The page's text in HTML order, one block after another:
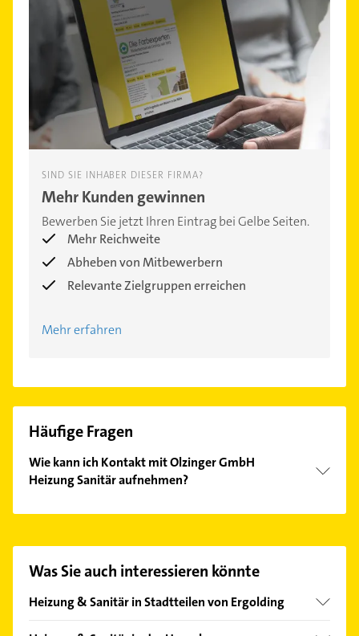
SIND SIE INHABER DIESER FIRMA?
Mehr Kunden gewinnen
Bewerben Sie jetzt Ihren Eintrag bei Gelbe Seiten.
Mehr Reichweite
Abheben von Mitbewerbern
Relevante Zielgruppen erreichen
Mehr erfahren
Häufige Fragen
Wie kann ich Kontakt mit Olzinger GmbH
Heizung Sanitär aufnehmen?
Hier finden Sie alleKontaktdaten
Was Sie auch interessieren könnte
Heizung & Sanitär in Stadtteilen von Ergolding
Unterglaim